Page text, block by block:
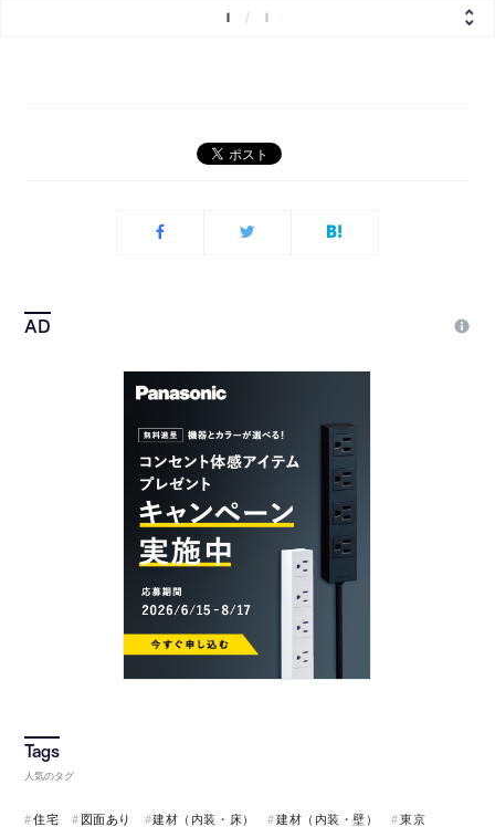
1 1
人気のタグ
住宅 図面あり 建材（内装・床） 建材（内装・壁） 東京